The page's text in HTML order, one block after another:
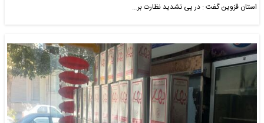
استان قزوین گفت : در پی تشدید نظارت بر…